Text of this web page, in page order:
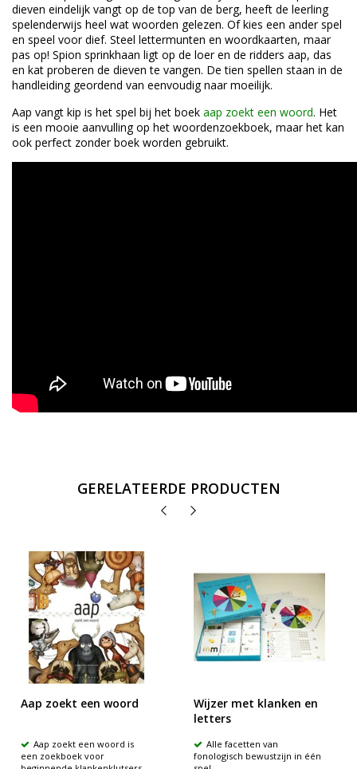
dieven eindelijk vangt op de top van de berg, heeft de leerling
spelenderwijs heel wat woorden gelezen. Of kies een ander spel
en speel voor dief. Steel lettermunten en woordkaarten, maar
pas op! Spion sprinkhaan ligt op de loer en de ridders aap, das
en kat proberen de dieven te vangen. De tien spellen staan in de
handleiding geordend van eenvoudig naar moeilijk.
Aap vangt kip is het spel bij het boek aap zoekt een woord. Het
is een mooie aanvulling op het woordenzoekboek, maar het kan
ook perfect zonder boek worden gebruikt.
GERELATEERDE PRODUCTEN
Aap zoekt een woord
Aap zoekt een woord is
een zoekboek voor
Wijzer met klanken en
letters
Alle facetten van
fonologisch bewustzijn in één